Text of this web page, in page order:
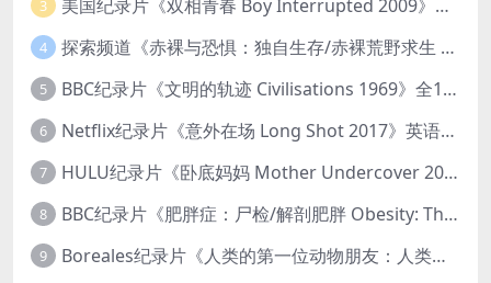
3 美国纪录片《双相青春 Boy Interrupted 2009》英语中英双字 官方纯净版 1080P/MKV/1.43G 青少年躁郁症
4 探索频道《赤裸与恐惧：独自生存/赤裸荒野求生 Naked and Afraid: Solo 2023》第一季全8集 英语中英双字 官方纯净版 高码1080P/MKV/45.4G
5 BBC纪录片《文明的轨迹 Civilisations 1969》全13集 英语中英双字 高清收藏版 1080P/MKV/64.1G 西方艺术史话
6 Netflix纪录片《意外在场 Long Shot 2017》英语中字 720P/NKV/1.06GB 美国谋杀误判案件
7 HULU纪录片《卧底妈妈 Mother Undercover 2023》全4集 英语中英双字 官方纯净版 1080P/MKV/7.6G 拯救孩子
8 BBC纪录片《肥胖症：尸检/解剖肥胖 Obesity: The Post Mortem 2016》英语中英双字 无水印纯净版 1080P/MKV/1.03G
9 Boreales纪录片《人类的第一位动物朋友：人类和狗的神奇故事 Man’s First Friend 2018》英语中英双字 1080P/MP4/1.8G 狗的神奇故事